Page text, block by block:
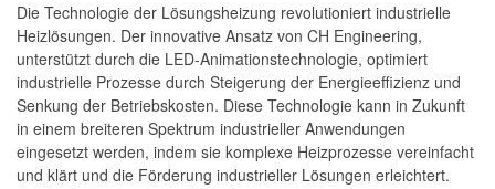
Die Technologie der Lösungsheizung revolutioniert industrielle
Heizlösungen. Der innovative Ansatz von CH Engineering,
unterstützt durch die LED-Animationstechnologie, optimiert
industrielle Prozesse durch Steigerung der Energieeffizienz und
Senkung der Betriebskosten. Diese Technologie kann in Zukunft
in einem breiteren Spektrum industrieller Anwendungen
eingesetzt werden, indem sie komplexe Heizprozesse vereinfacht
und klärt und die Förderung industrieller Lösungen erleichtert.